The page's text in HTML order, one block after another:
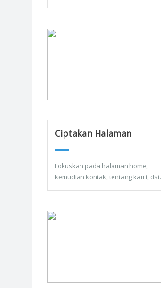
Ciptakan Halaman
Fokuskan pada halaman home,
kemudian kontak, tentang kami, dst.